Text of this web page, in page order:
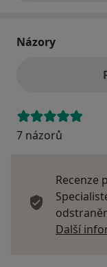
Názory
7 názorů
Recenze
Další